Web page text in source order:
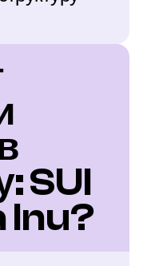
SUI
Inu?